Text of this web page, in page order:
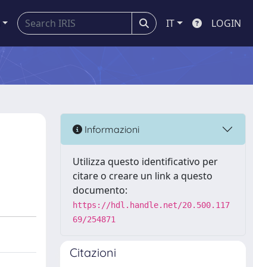
IT LOGIN
Informazioni
Utilizza questo identificativo per
citare o creare un link a questo
documento:
https://hdl.handle.net/20.500.117
69/254871
Citazioni